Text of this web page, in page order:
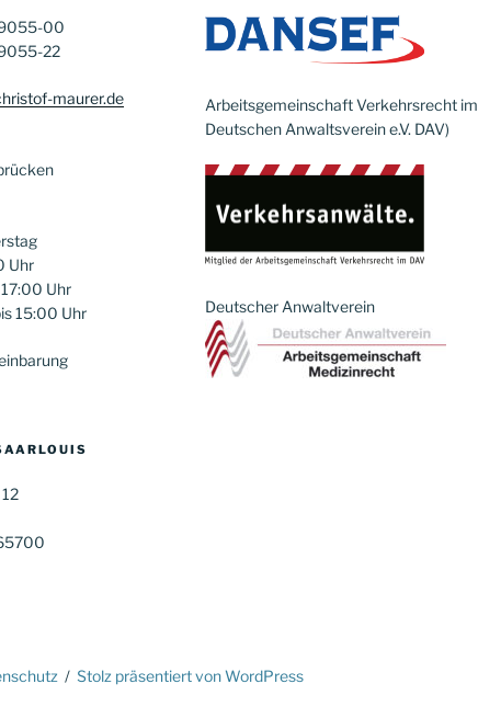
00
22
maurer.de
Uhr
Uhr
15:00 Uhr
Arbeitsgemeinschaft Verkehrsrecht im
Deutschen Anwaltsverein e.V. DAV)
Deutscher Anwaltverein
Stolz präsentiert von WordPress